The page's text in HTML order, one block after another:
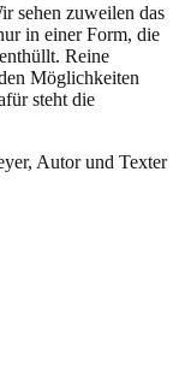
sehen zuweilen das
in einer Form, die
Reine
Möglichkeiten
steht die
Autor und Texter